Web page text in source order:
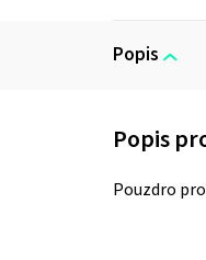
Popis
Pouzdro pro